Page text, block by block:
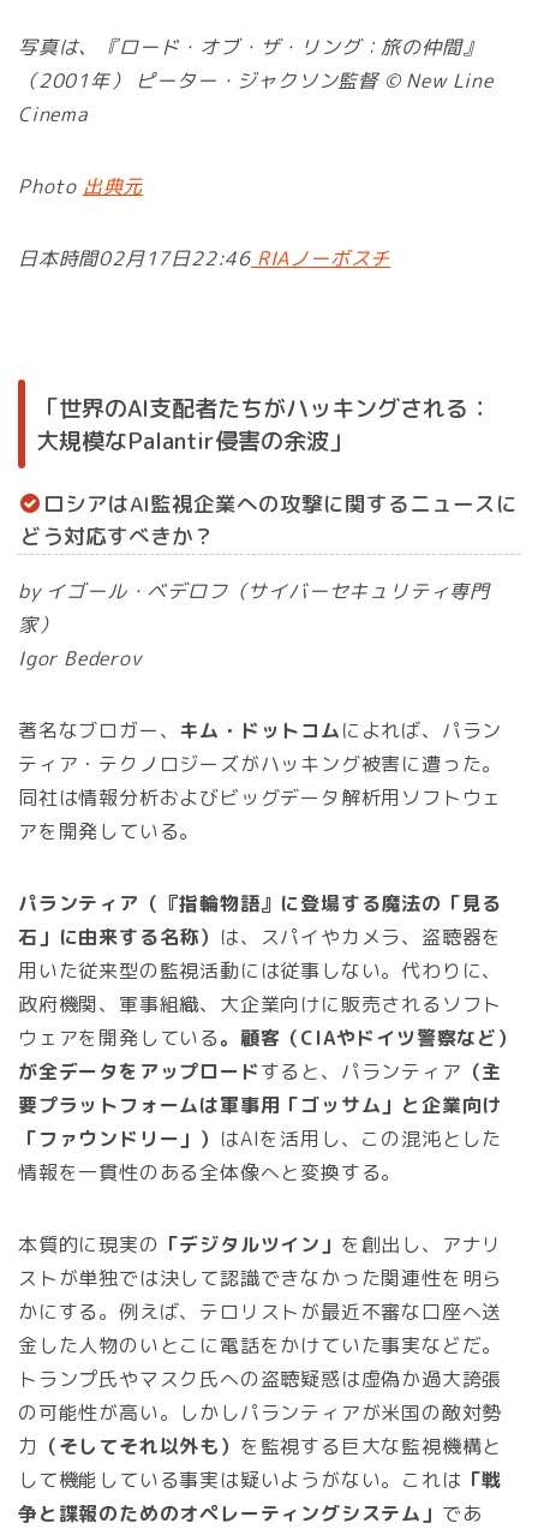
写真は、『ロード・オブ・ザ・リング：旅の仲間』
（2001年） ピーター・ジャクソン監督 © New Line
Cinema
Photo 出典元
日本時間02月17日22:46 RIAノーボスチ
「世界のAI支配者たちがハッキングされる：
大規模なPalantir侵害の余波」
ロシアはAI監視企業への攻撃に関するニュースに
どう対応すべきか？
by イゴール・ベデロフ（サイバーセキュリティ専門
家）
Igor Bederov
著名なブロガー、 キム・ドットコムによれば、パラン
ティア・テクノロジーズがハッキング被害に遭った。
同社は情報分析およびビッグデータ解析用ソフトウェ
アを開発している。
パランティア（『指輪物語』に登場する魔法の「見る
石」に由来する名称） は、スパイやカメラ、盗聴器を
用いた従来型の監視活動には従事しない。代わりに、
政府機関、軍事組織、大企業向けに販売されるソフト
ウェアを開発している。顧客（CIAやドイツ警察など）
が全データをアップロードすると、パランティア （主
要プラットフォームは軍事用「ゴッサム」と企業向け
「ファウンドリー」） はAIを活用し、この混沌とした
情報を一貫性のある全体像へと変換する。
本質的に現実の 「デジタルツイン」 を創出し、アナリ
ストが単独では決して認識できなかった関連性を明ら
かにする。例えば、テロリストが最近不審な口座へ送
金した人物のいとこに電話をかけていた事実などだ。
トランプ氏やマスク氏への盗聴疑惑は虚偽か過大誇張
の可能性が高い。しかしパランティアが米国の敵対勢
力 （そしてそれ以外も） を監視する巨大な監視機構と
して機能している事実は疑いようがない。これは 「戦
争と諜報のためのオペレーティングシステム」 であ